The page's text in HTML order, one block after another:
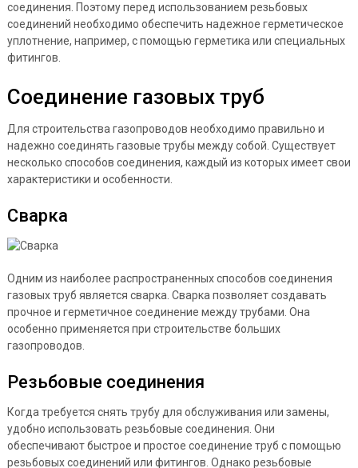
соединения. Поэтому перед использованием резьбовых
соединений необходимо обеспечить надежное герметическое
уплотнение, например, с помощью герметика или специальных
фитингов.
Соединение газовых труб
Для строительства газопроводов необходимо правильно и
надежно соединять газовые трубы между собой. Существует
несколько способов соединения, каждый из которых имеет свои
характеристики и особенности.
Сварка
Одним из наиболее распространенных способов соединения
газовых труб является сварка. Сварка позволяет создавать
прочное и герметичное соединение между трубами. Она
особенно применяется при строительстве больших
газопроводов.
Резьбовые соединения
Когда требуется снять трубу для обслуживания или замены,
удобно использовать резьбовые соединения. Они
обеспечивают быстрое и простое соединение труб с помощью
резьбовых соединений или фитингов. Однако резьбовые